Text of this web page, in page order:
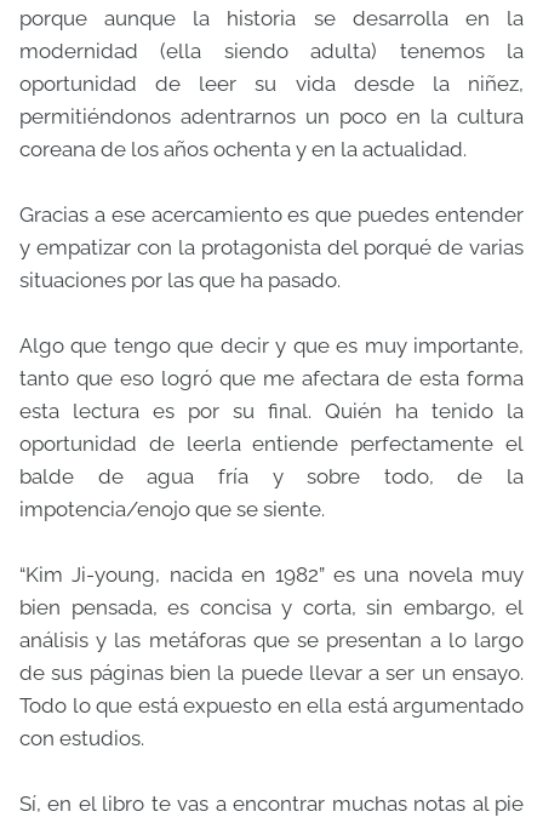
porque aunque la historia se desarrolla en la
modernidad (ella siendo adulta) tenemos la
oportunidad de leer su vida desde la niñez,
permitiéndonos adentrarnos un poco en la cultura
coreana de los años ochenta y en la actualidad.
Gracias a ese acercamiento es que puedes entender
y empatizar con la protagonista del porqué de varias
situaciones por las que ha pasado.
Algo que tengo que decir y que es muy importante,
tanto que eso logró que me afectara de esta forma
esta lectura es por su final. Quién ha tenido la
oportunidad de leerla entiende perfectamente el
balde de agua fría y sobre todo, de la
impotencia/enojo que se siente.
“Kim Ji-young, nacida en 1982” es una novela muy
bien pensada, es concisa y corta, sin embargo, el
análisis y las metáforas que se presentan a lo largo
de sus páginas bien la puede llevar a ser un ensayo.
Todo lo que está expuesto en ella está argumentado
con estudios.
Sí, en el libro te vas a encontrar muchas notas al pie